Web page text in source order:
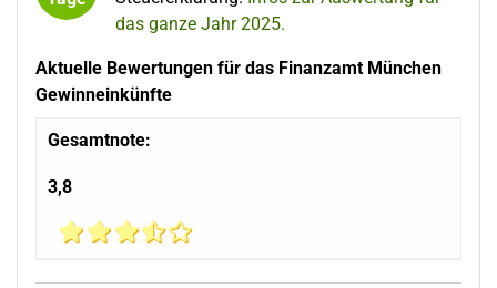
das ganze Jahr 2025.
Aktuelle Bewertungen für das Finanzamt München
Gewinneinkünfte
Gesamtnote:
3,8